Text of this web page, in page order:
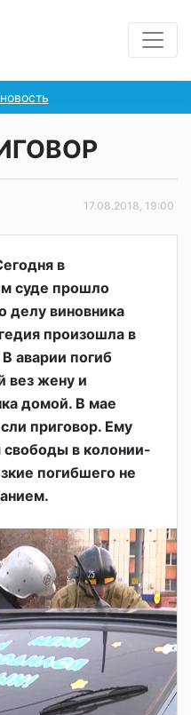
17.08.2018, 19:00
в
суде прошло
делу виновника
произошла в
аварии погиб
вез жену и
домой. В мае
приговор. Ему
в колонии-
погибшего не